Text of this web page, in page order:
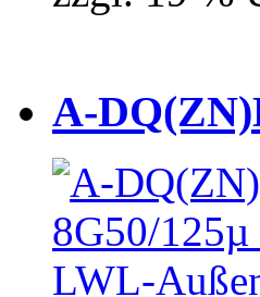
A-